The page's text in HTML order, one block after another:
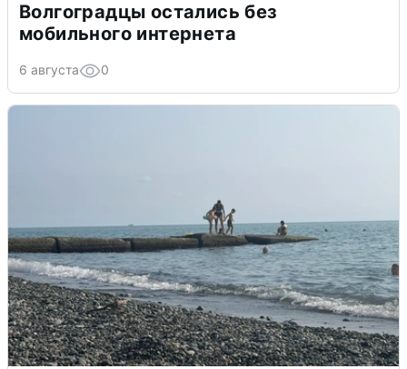
Волгоградцы остались без
мобильного интернета
6 августа 0